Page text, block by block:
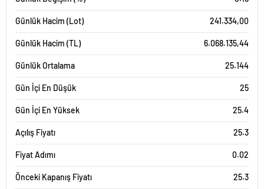
Günlük Hacim (Lot) 241.334,00
Günlük Hacim (TL) 6.068.135,44
Günlük Ortalama 25.144
Gün İçi En Düşük 25
Gün İçi En Yüksek 25.4
Açılış Fiyatı 25.3
Fiyat Adımı 0.02
Önceki Kapanış Fiyatı 25.3